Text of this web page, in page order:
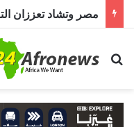
بحث عن